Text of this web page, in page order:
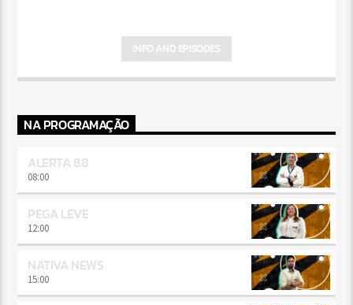
INFO AND EPISODES
NA PROGRAMAÇÃO
ALERTA 88
08:00
PEGA LEVE
12:00
NATIVA NEWS
15:00